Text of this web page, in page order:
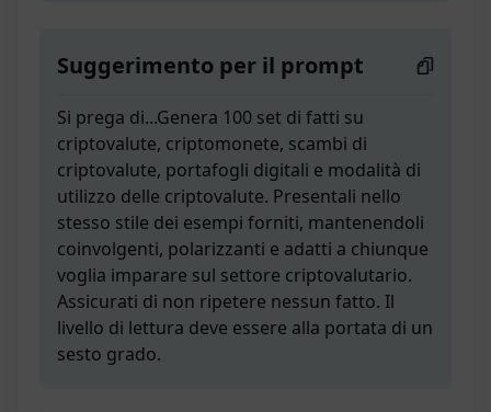
Suggerimento per il prompt
Si prega di...Genera 100 set di fatti su
criptovalute, criptomonete, scambi di
criptovalute, portafogli digitali e modalità di
utilizzo delle criptovalute. Presentali nello
stesso stile dei esempi forniti, mantenendoli
coinvolgenti, polarizzanti e adatti a chiunque
voglia imparare sul settore criptovalutario.
Assicurati di non ripetere nessun fatto. Il
livello di lettura deve essere alla portata di un
sesto grado.